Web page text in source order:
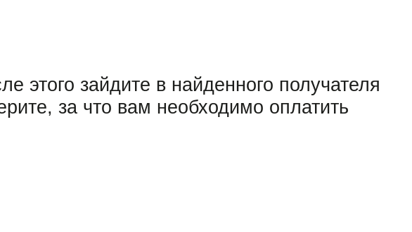
этого зайдите в найденного получателя
за что вам необходимо оплатить